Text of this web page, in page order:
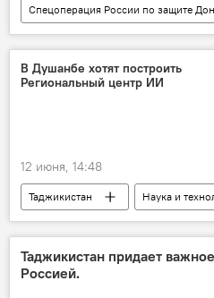
Россия
Валентина
Украина
В Душанбе хотят построить
Региональный центр ИИ
12 июня, 14:48
Таджикистан
Наука и
Искусственный интеллект
Таджикистан придает
Россией.